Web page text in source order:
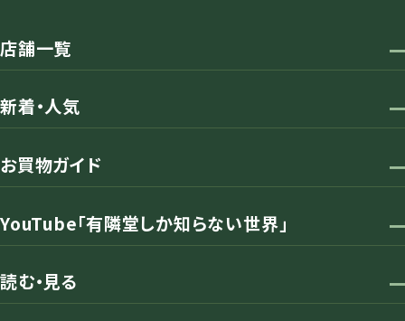
店舗一覧
新着・人気
お買物ガイド
YouTube「有隣堂しか知らない世界」
読む・見る